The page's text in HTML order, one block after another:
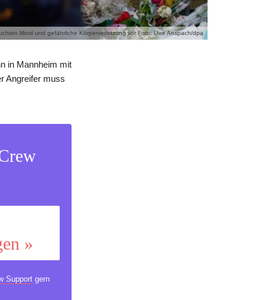
Mord und gefährliche Körperverletzung vor Foto: Uwe Anspach/dpa
in Mannheim mit
Angreifer muss
»
Supportgern